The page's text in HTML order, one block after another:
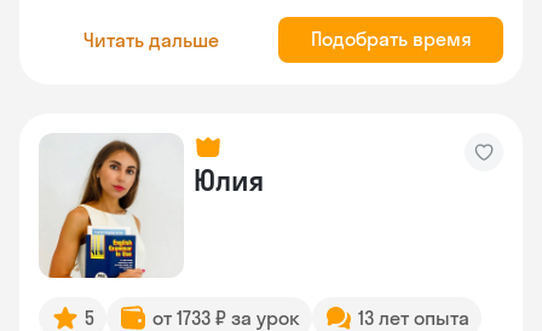
Читать дальше Подобрать время
Юлия
5 от 1733 ₽ за урок
13 лет опыта